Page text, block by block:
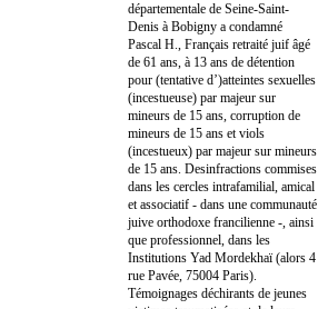
départementale de Seine-Saint-
Denis à Bobigny a condamné
Pascal H., Français retraité juif âgé
de 61 ans, à 13 ans de détention
pour (tentative d’)atteintes sexuelles
(incestueuse) par majeur sur
mineurs de 15 ans, corruption de
mineurs de 15 ans et viols
(incestueux) par majeur sur mineurs
de 15 ans. Desinfractions commises
dans les cercles intrafamilial, amical
et associatif - dans une communauté
juive orthodoxe francilienne -, ainsi
que professionnel, dans les
Institutions Yad Mordekhaï (alors 4
rue Pavée, 75004 Paris).
Témoignages déchirants de jeunes